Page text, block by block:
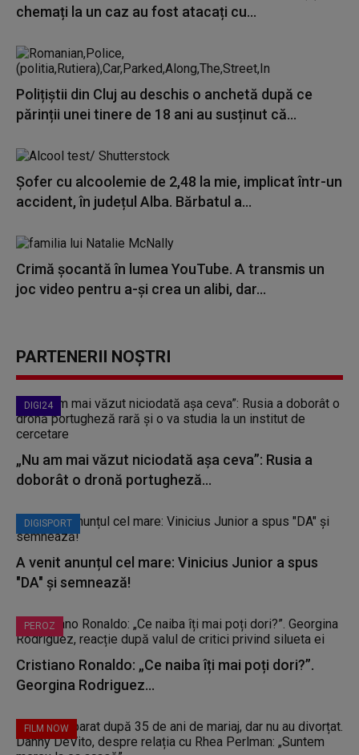
chemați la un caz au fost atacați cu...
Polițiștii din Cluj au deschis o anchetă după ce
părinții unei tinere de 18 ani au susținut că...
Șofer cu alcoolemie de 2,48 la mie, implicat într-un
accident, în județul Alba. Bărbatul a...
Crimă șocantă în lumea YouTube. A transmis un
joc video pentru a-și crea un alibi, dar...
PARTENERII NOȘTRI
DIGI24
„Nu am mai văzut niciodată așa ceva”: Rusia a
doborât o dronă portugheză...
DIGISPORT
A venit anunțul cel mare: Vinicius Junior a spus
"DA" și semnează!
PEROZ
Cristiano Ronaldo: „Ce naiba îți mai poți dori?”.
Georgina Rodriguez...
FILM NOW